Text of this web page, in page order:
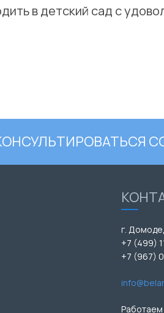
в детский сад с
г.
+7 (499)
+7 (967)
Работаем